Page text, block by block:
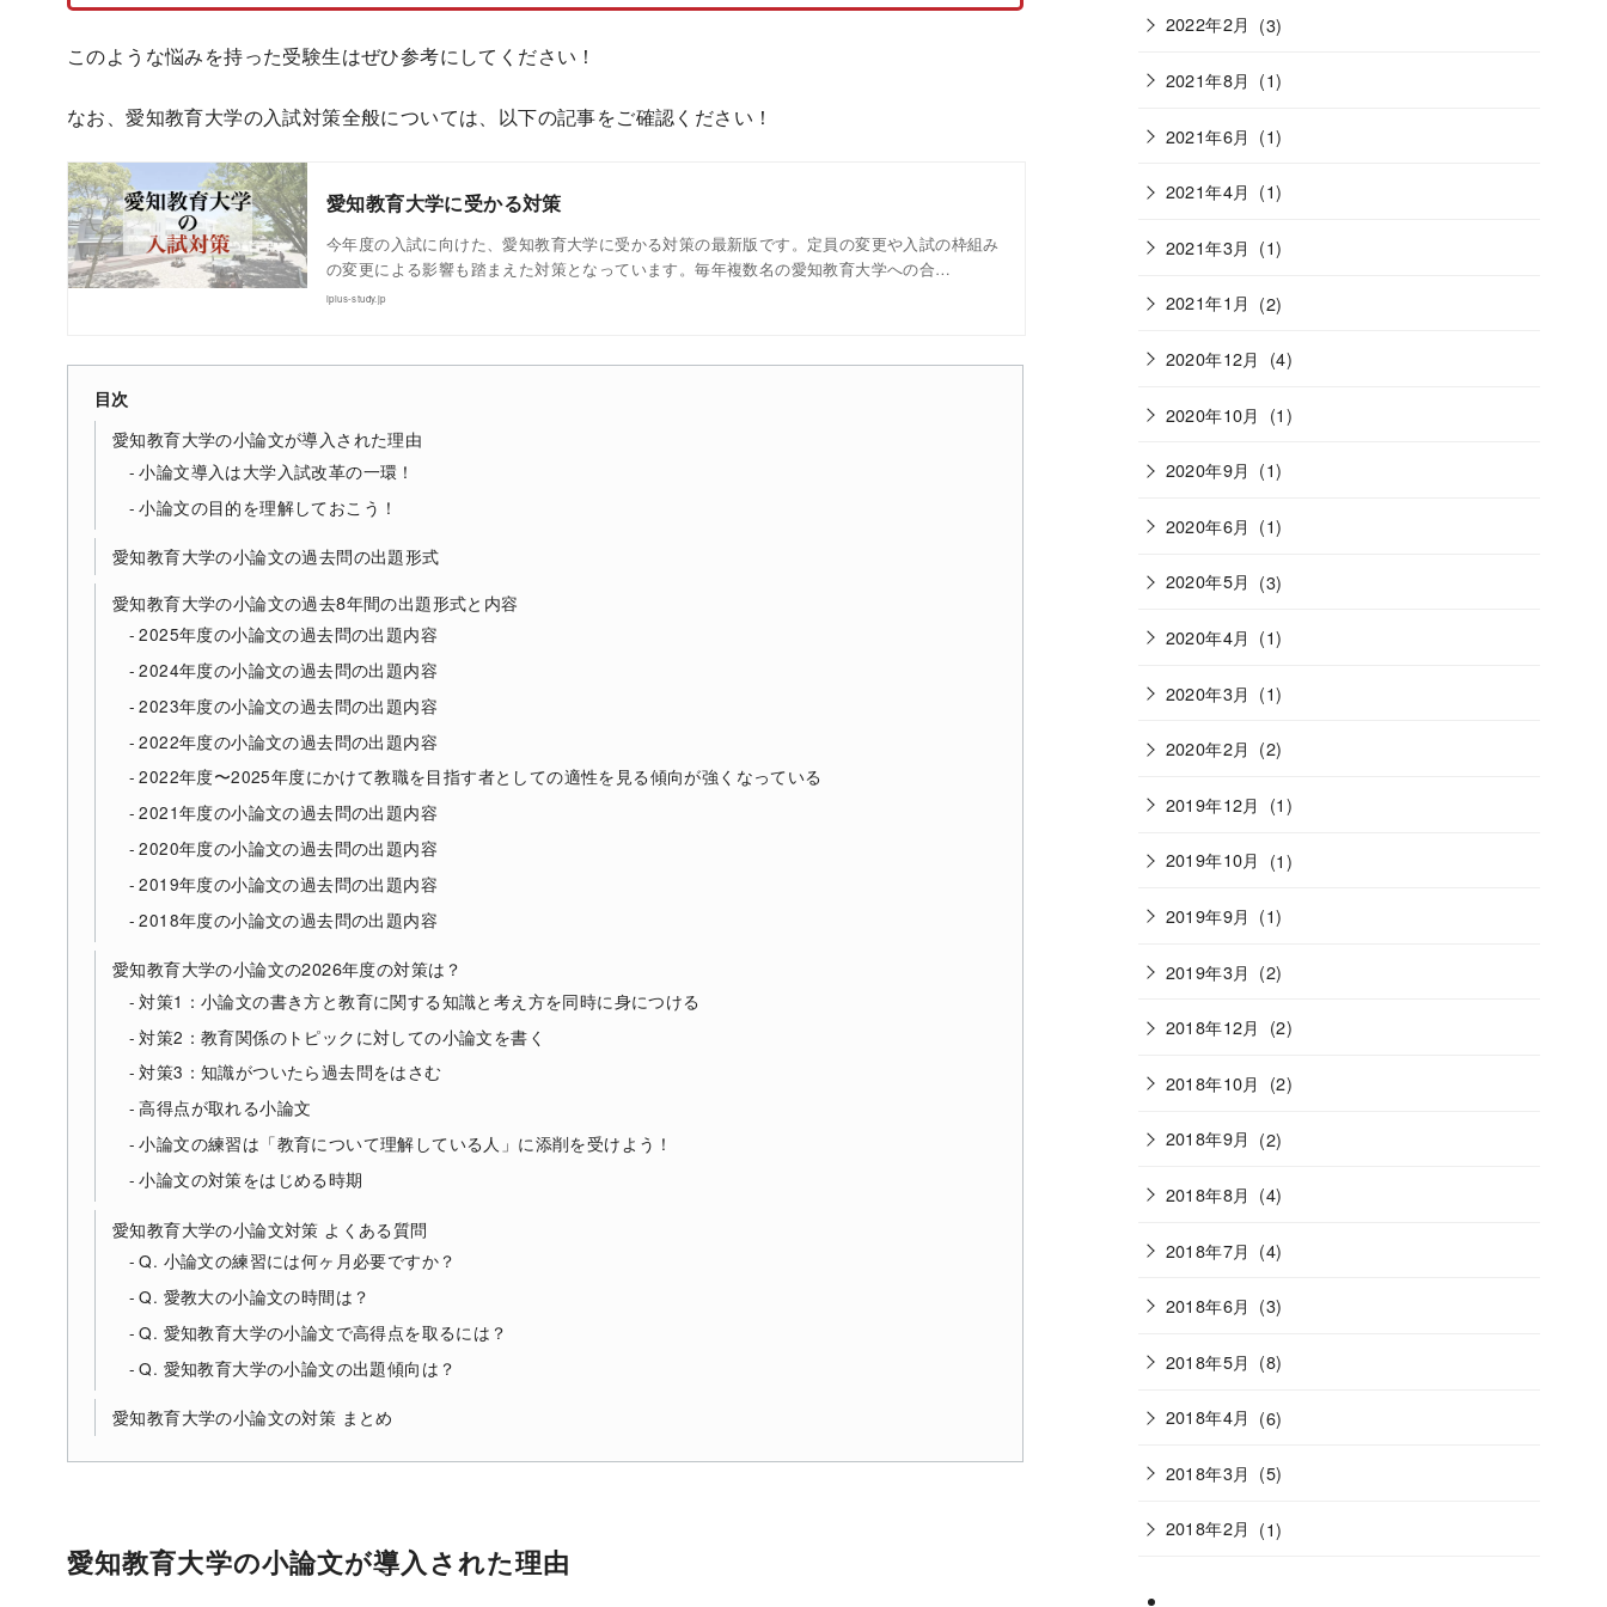
このような悩みを持った受験生はぜひ参考にしてください！
なお、愛知教育大学の入試対策全般については、以下の記事をご確認ください！
愛知教育大学に受かる対策
今年度の入試に向けた、愛知教育大学に受かる対策の最新版です。定員の変更や入試の枠組み
の変更による影響も踏まえた対策となっています。毎年複数名の愛知教育大学への合…
iplus-study.jp
目次
愛知教育大学の小論文が導入された理由
小論文導入は大学入試改革の一環！
小論文の目的を理解しておこう！
愛知教育大学の小論文の過去問の出題形式
愛知教育大学の小論文の過去8年間の出題形式と内容
2025年度の小論文の過去問の出題内容
2024年度の小論文の過去問の出題内容
2023年度の小論文の過去問の出題内容
2022年度の小論文の過去問の出題内容
2022年度〜2025年度にかけて教職を目指す者としての適性を見る傾向が強くなっている
2021年度の小論文の過去問の出題内容
2020年度の小論文の過去問の出題内容
2019年度の小論文の過去問の出題内容
2018年度の小論文の過去問の出題内容
愛知教育大学の小論文の2026年度の対策は？
対策1：小論文の書き方と教育に関する知識と考え方を同時に身につける
対策2：教育関係のトピックに対しての小論文を書く
対策3：知識がついたら過去問をはさむ
高得点が取れる小論文
小論文の練習は「教育について理解している人」に添削を受けよう！
小論文の対策をはじめる時期
愛知教育大学の小論文対策 よくある質問
Q. 小論文の練習には何ヶ月必要ですか？
Q. 愛教大の小論文の時間は？
Q. 愛知教育大学の小論文で高得点を取るには？
Q. 愛知教育大学の小論文の出題傾向は？
愛知教育大学の小論文の対策 まとめ
愛知教育大学の小論文が導入された理由
2022年2月 (3)
2021年8月 (1)
2021年6月 (1)
2021年4月 (1)
2021年3月 (1)
2021年1月 (2)
2020年12月 (4)
2020年10月 (1)
2020年9月 (1)
2020年6月 (1)
2020年5月 (3)
2020年4月 (1)
2020年3月 (1)
2020年2月 (2)
2019年12月 (1)
2019年10月 (1)
2019年9月 (1)
2019年3月 (2)
2018年12月 (2)
2018年10月 (2)
2018年9月 (2)
2018年8月 (4)
2018年7月 (4)
2018年6月 (3)
2018年5月 (8)
2018年4月 (6)
2018年3月 (5)
2018年2月 (1)